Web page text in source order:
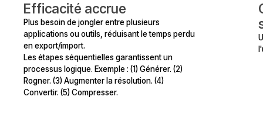
Efficacité accrue
Plus besoin de jongler entre plusieurs
applications ou outils, réduisant le temps perdu
en export/import.
Les étapes séquentielles garantissent un
processus logique. Exemple : (1) Générer. (2)
Rogner. (3) Augmenter la résolution. (4)
Convertir. (5) Compresser.